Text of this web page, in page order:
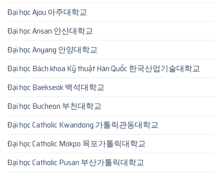
Đại học Ajou 아주대학교
Đại học Ansan 안산대학교
Đại học Anyang 안양대학교
Đại học Bách khoa Kỹ thuật Hàn Quốc 한국산업기술대학교
Đại học Baekseok 백석대학교
Đại học Bucheon 부천대학교
Đại học Catholic Kwandong 가톨릭관동대학교
Đại học Catholic Mokpo 목포가톨릭대학교
Đại học Catholic Pusan 부산가톨릭대학교